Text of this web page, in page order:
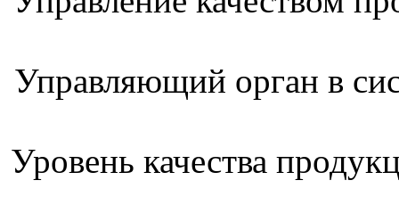
Управляющий орган в
Уровень качества